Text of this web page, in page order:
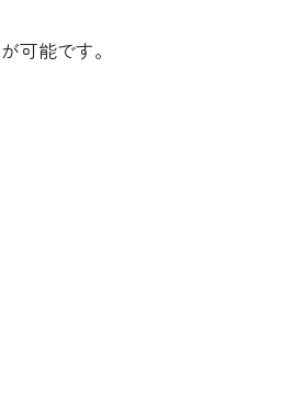
可能です。